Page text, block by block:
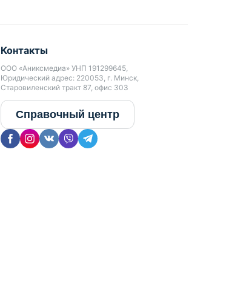
Контакты
ООО «Аниксмедиа» УНП 191299645,
Юридический адрес: 220053, г. Минск,
Старовиленский тракт 87, офис 303
Справочный центр